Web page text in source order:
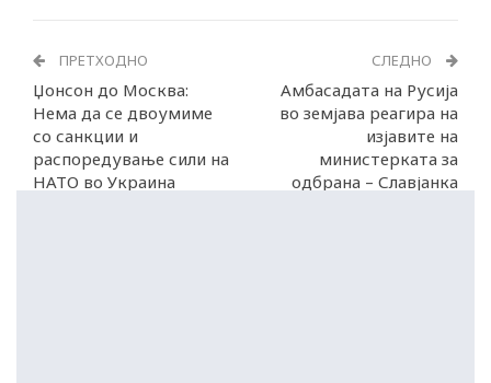
ПРЕТХОДНО
Џонсон до Москва:
Нема да се двоумиме
со санкции и
распоредување сили на
НАТО во Украина
СЛЕДНО
Амбасадата на Русија
во земјава реагира на
изјавите на
министерката за
одбрана – Славјанка